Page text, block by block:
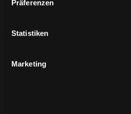
Präferenzen
Statistiken
Marketing
34. TOOOOR FÜR DIE